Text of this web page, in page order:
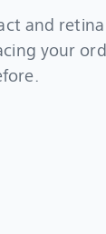
and retina
your